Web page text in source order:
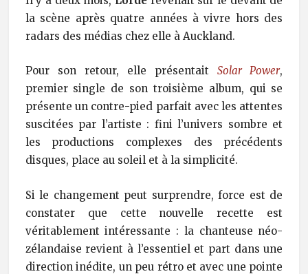
la scène après quatre années à vivre hors des
radars des médias chez elle à Auckland.
Pour son retour, elle présentaitSolar Power,
premier single de son troisième album, qui se
présente un contre-pied parfait avec les attentes
suscitées par l’artiste : fini l’univers sombre et
les productions complexes des précédents
disques, place au soleil et à la simplicité.
Si le changement peut surprendre, force est de
constater que cette nouvelle recette est
véritablement intéressante : la chanteuse néo-
zélandaise revient à l’essentiel et part dans une
direction inédite, un peu rétro et avec une pointe